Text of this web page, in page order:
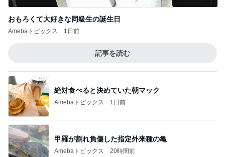
記事を読む
Amebaトピックス 1日前
甲羅が割れ負傷した指定外来種の亀
Amebaトピックス 20時間前
夜コストコだったのに体重が微減
Amebaトピックス 1日前